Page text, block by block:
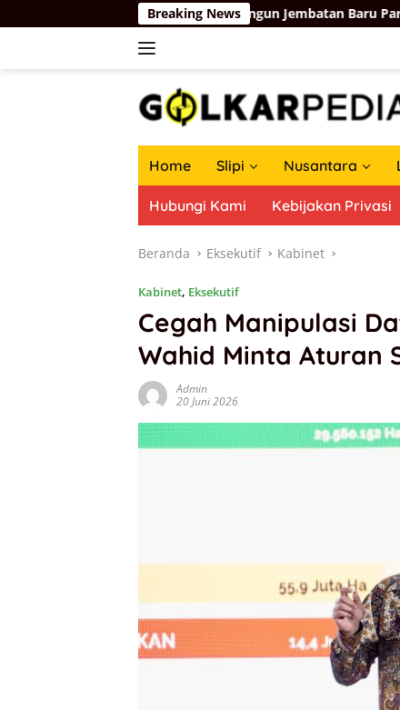
ke
Breaking News
Membangun Jembatan Baru Partai Golkar-Partai
Home Slipi Nusantara
Hubungi Kami Kebijakan Privasi
Beranda Eksekutif Kabinet
Kabinet, Eksekutif
Cegah Manipulasi
Wahid Minta Aturan
Admin
20 Juni 2026